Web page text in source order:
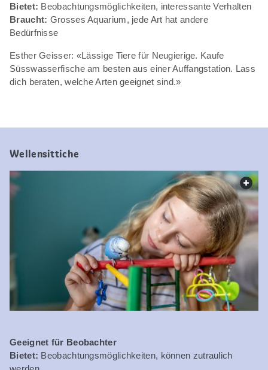
Bietet: Beobachtungsmöglichkeiten, interessante Verhalten
Braucht: Grosses Aquarium, jede Art hat andere
Bedürfnisse
Esther Geisser: «Lässige Tiere für Neugierige. Kaufe
Süsswasserfische am besten aus einer Auffangstation. Lass
dich beraten, welche Arten geeignet sind.»
Wellensittiche
Geeignet für Beobachter
Bietet: Beobachtungsmöglichkeiten, können zutraulich